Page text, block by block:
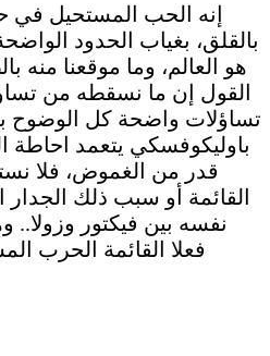
إنه الحب المستحيل في
بالقلق، بغياب الحدود
هو العالم، وما موقعنا
القول إن ما نسقطه من
تساؤلات واضحة كل الوضوح
باوليكوفسكي يتعمد احاطة
قدر من الغموض، فلا
القائمة أو سبب ذلك
نفسه بين فيكتور وزولا..
فعلا القائمة الحرب